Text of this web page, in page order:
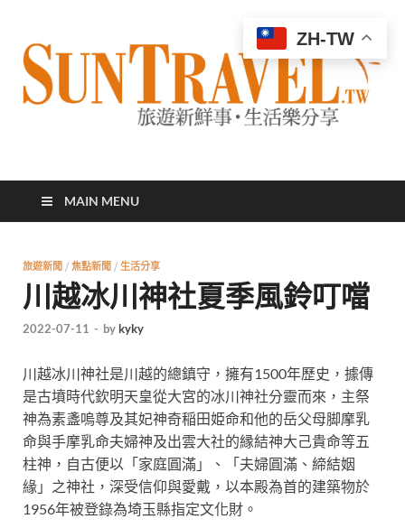
太陽網
MAIN MENU
旅遊新聞 / 焦點新聞 / 生活分享
川越冰川神社夏季風鈴叮噹
2022-07-11 - bykyky
川越冰川神社是川越的總鎮守，擁有1500年歷史，據傳
是古墳時代欽明天皇從大宮的冰川神社分靈而來，主祭
神為素盞嗚尊及其妃神奇稲田姫命和他的岳父母脚摩乳
命與手摩乳命夫婦神及出雲大社的縁結神大己貴命等五
柱神，自古便以「家庭圓滿」、「夫婦圓滿、締結姻
緣」之神社，深受信仰與愛戴，以本殿為首的建築物於
1956年被登錄為埼玉縣指定文化財。
ZH-TW